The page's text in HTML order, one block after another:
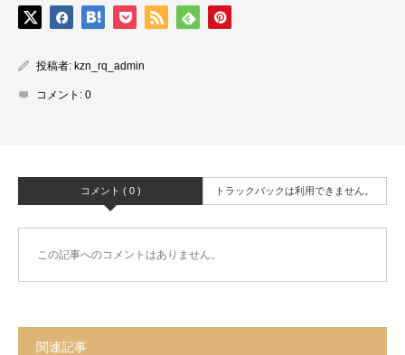
投稿者: kzn_rq_admin
コメント: 0
コメント ( 0 ) トラックバックは利用できません。
この記事へのコメントはありません。
関連記事